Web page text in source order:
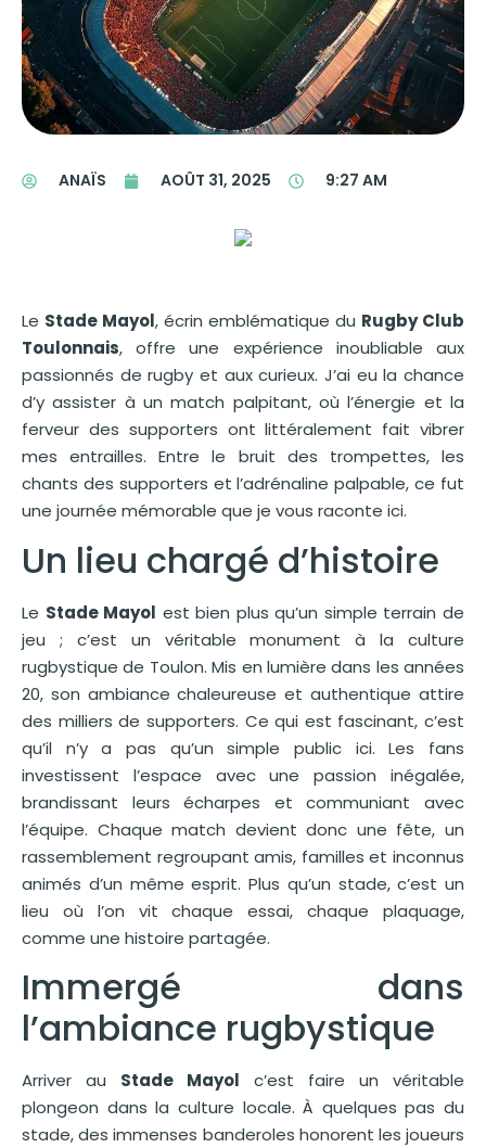
ANAÏS AOÛT 31, 2025 9:27 AM
Le Stade Mayol, écrin emblématique du Rugby Club
Toulonnais, offre une expérience inoubliable aux
passionnés de rugby et aux curieux. J’ai eu la chance
d’y assister à un match palpitant, où l’énergie et la
ferveur des supporters ont littéralement fait vibrer
mes entrailles. Entre le bruit des trompettes, les
chants des supporters et l’adrénaline palpable, ce fut
une journée mémorable que je vous raconte ici.
Un lieu chargé d’histoire
Le Stade Mayol est bien plus qu’un simple terrain de
jeu ; c’est un véritable monument à la culture
rugbystique de Toulon. Mis en lumière dans les années
20, son ambiance chaleureuse et authentique attire
des milliers de supporters. Ce qui est fascinant, c’est
qu’il n’y a pas qu’un simple public ici. Les fans
investissent l’espace avec une passion inégalée,
brandissant leurs écharpes et communiant avec
l’équipe. Chaque match devient donc une fête, un
rassemblement regroupant amis, familles et inconnus
animés d’un même esprit. Plus qu’un stade, c’est un
lieu où l’on vit chaque essai, chaque plaquage,
comme une histoire partagée.
Immergé dans
l’ambiance rugbystique
Arriver au Stade Mayol c’est faire un véritable
plongeon dans la culture locale. À quelques pas du
stade, des immenses banderoles honorent les joueurs